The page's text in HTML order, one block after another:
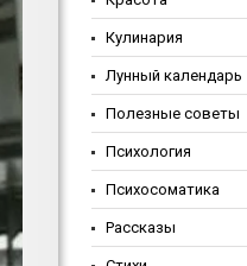
Кулинария
Лунный календарь
Полезные советы
Психология
Психосоматика
Рассказы